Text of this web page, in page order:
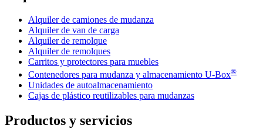
Alquiler de camiones de mudanza
Alquiler de van de carga
Alquiler de remolque
Alquiler de remolques
Carritos y protectores para muebles
Contenedores para mudanza y almacenamiento U-Box®
Unidades de autoalmacenamiento
Cajas de plástico reutilizables para mudanzas
Productos y servicios